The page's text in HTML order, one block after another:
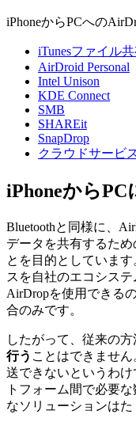
iPhoneからPCへの
iTunesファイル
AirDroid Personal
Intel Unison
KDE Connect
SMB
SHAREit
SnapDrop
クラウドサービ
iPhoneから
Bluetoothと同様に、
データを共有するた
とを目的としていま
スを自社のエコシステ
AirDropを使用できる
合のみです。
したがって、従来の方
行う ことはできませ
送できないというわ
トフォーム間で必要
なソリューションはた